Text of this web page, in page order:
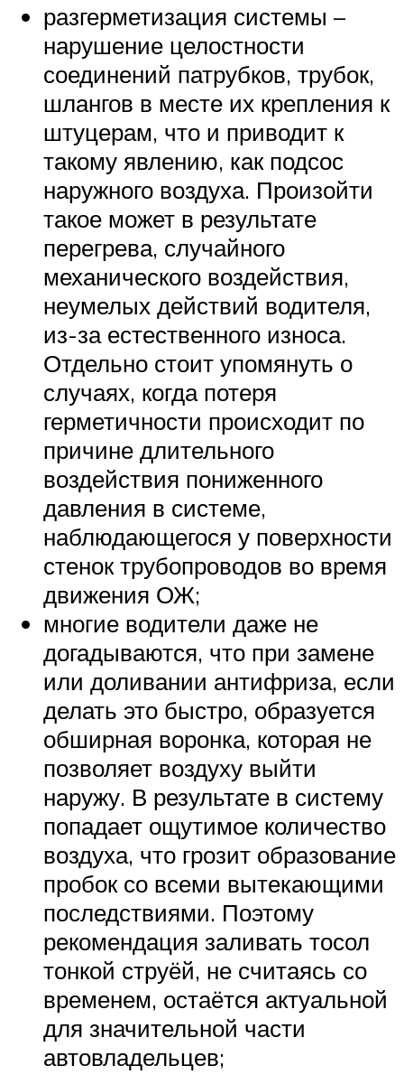
разгерметизация системы –
нарушение целостности
соединений патрубков, трубок,
шлангов в месте их крепления к
штуцерам, что и приводит к
такому явлению, как подсос
наружного воздуха. Произойти
такое может в результате
перегрева, случайного
механического воздействия,
неумелых действий водителя,
из-за естественного износа.
Отдельно стоит упомянуть о
случаях, когда потеря
герметичности происходит по
причине длительного
воздействия пониженного
давления в системе,
наблюдающегося у поверхности
стенок трубопроводов во время
движения ОЖ;
многие водители даже не
догадываются, что при замене
или доливании антифриза, если
делать это быстро, образуется
обширная воронка, которая не
позволяет воздуху выйти
наружу. В результате в систему
попадает ощутимое количество
воздуха, что грозит образование
пробок со всеми вытекающими
последствиями. Поэтому
рекомендация заливать тосол
тонкой струёй, не считаясь со
временем, остаётся актуальной
для значительной части
автовладельцев;